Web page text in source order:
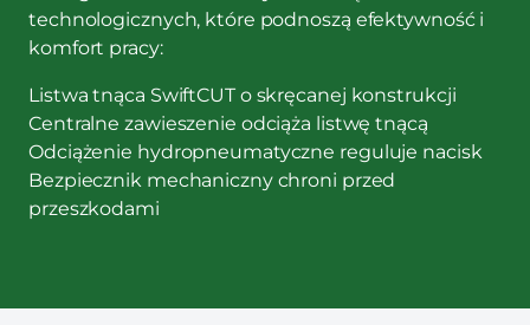
technologicznych, które podnoszą efektywność i
komfort pracy:
Listwa tnąca SwiftCUT o skręcanej konstrukcji
Centralne zawieszenie odciąża listwę tnącą
Odciążenie hydropneumatyczne reguluje nacisk
Bezpiecznik mechaniczny chroni przed
przeszkodami